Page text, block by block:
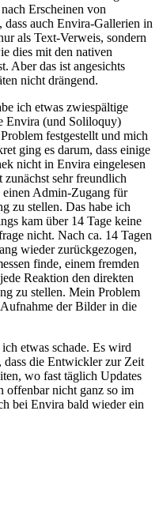
Erscheinen von
auch Envira-Gallerien in
als Text-Verweis, sondern
dies mit den nativen
Aber das ist angesichts
nicht drängend.
ich etwas zwiespältige
Envira (und Soliloquy)
festgestellt und mich
ging es darum, dass einige
nicht in Envira eingelesen
zunächst sehr freundlich
einen Admin-Zugang für
zu stellen. Das habe ich
kam über 14 Tage keine
nicht. Nach ca. 14 Tagen
wieder zurückgezogen,
finde, einem fremden
Reaktion den direkten
zu stellen. Mein Problem
der Bilder in die
etwas schade. Es wird
die Entwickler zur Zeit
wo fast täglich Updates
offenbar nicht ganz so im
bei Envira bald wieder ein